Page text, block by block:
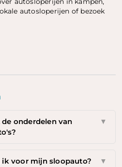
autosloperijen of bezoek
onderdelen van
▼
ik voor mijn sloopauto? ▼